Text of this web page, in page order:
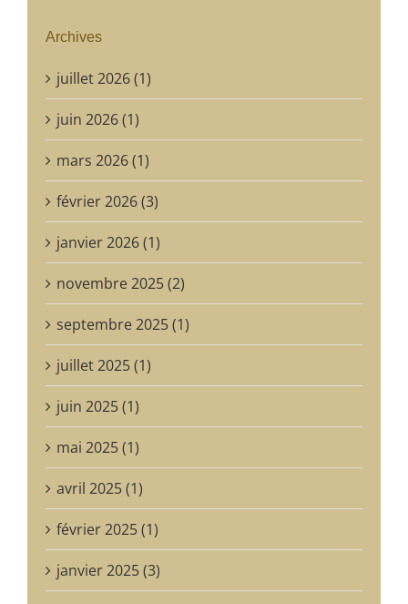
Archives
juillet 2026 (1)
juin 2026 (1)
mars 2026 (1)
février 2026 (3)
janvier 2026 (1)
novembre 2025 (2)
septembre 2025 (1)
juillet 2025 (1)
juin 2025 (1)
mai 2025 (1)
avril 2025 (1)
février 2025 (1)
janvier 2025 (3)